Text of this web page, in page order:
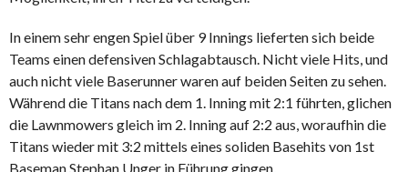
In einem sehr engen Spiel über 9 Innings lieferten sich beide
Teams einen defensiven Schlagabtausch. Nicht viele Hits, und
auch nicht viele Baserunner waren auf beiden Seiten zu sehen.
Während die Titans nach dem 1. Inning mit 2:1 führten, glichen
die Lawnmowers gleich im 2. Inning auf 2:2 aus, woraufhin die
Titans wieder mit 3:2 mittels eines soliden Basehits von 1st
Baseman Stephan Unger in Führung gingen.